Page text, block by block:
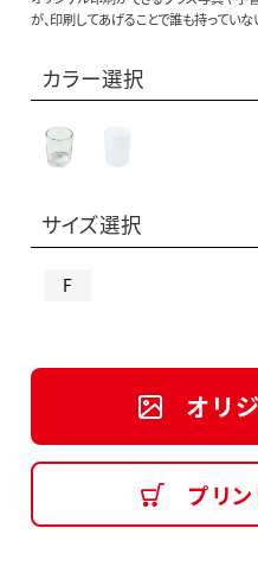
が、印刷してあげることで誰も持ってい
カラー選択
サイズ選択
F
オリ
プリ